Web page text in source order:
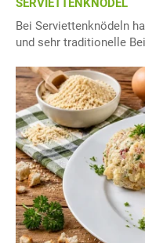
SERVIETTENKNÖDEL
Bei Serviettenknödeln
und sehr traditionelle